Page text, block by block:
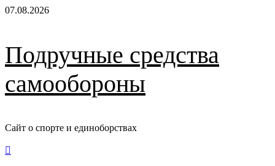
Перейти
07.08.2026
Подручные средства
самообороны
Сайт о спорте и единоборствах